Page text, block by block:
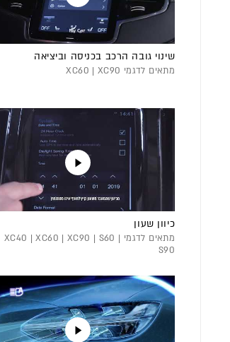
שינוי גובה הרכב בכניסה וביציאה
מתאים לדגמי XC60 | XC90
כיוון שעון
מתאים לדגמי XC40 | XC60 | XC90 | S60 |
S90